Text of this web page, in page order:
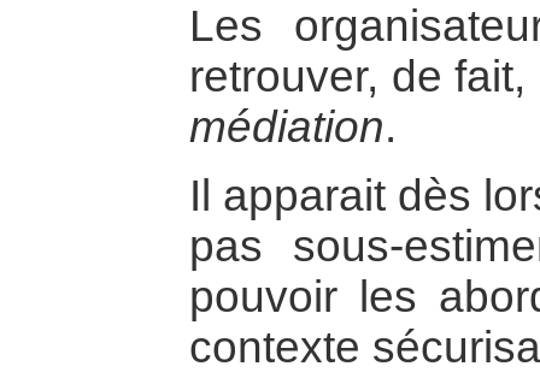
Les
retrouver, de
médiation.
Il apparait dès
pas sous-
pouvoir les
contexte